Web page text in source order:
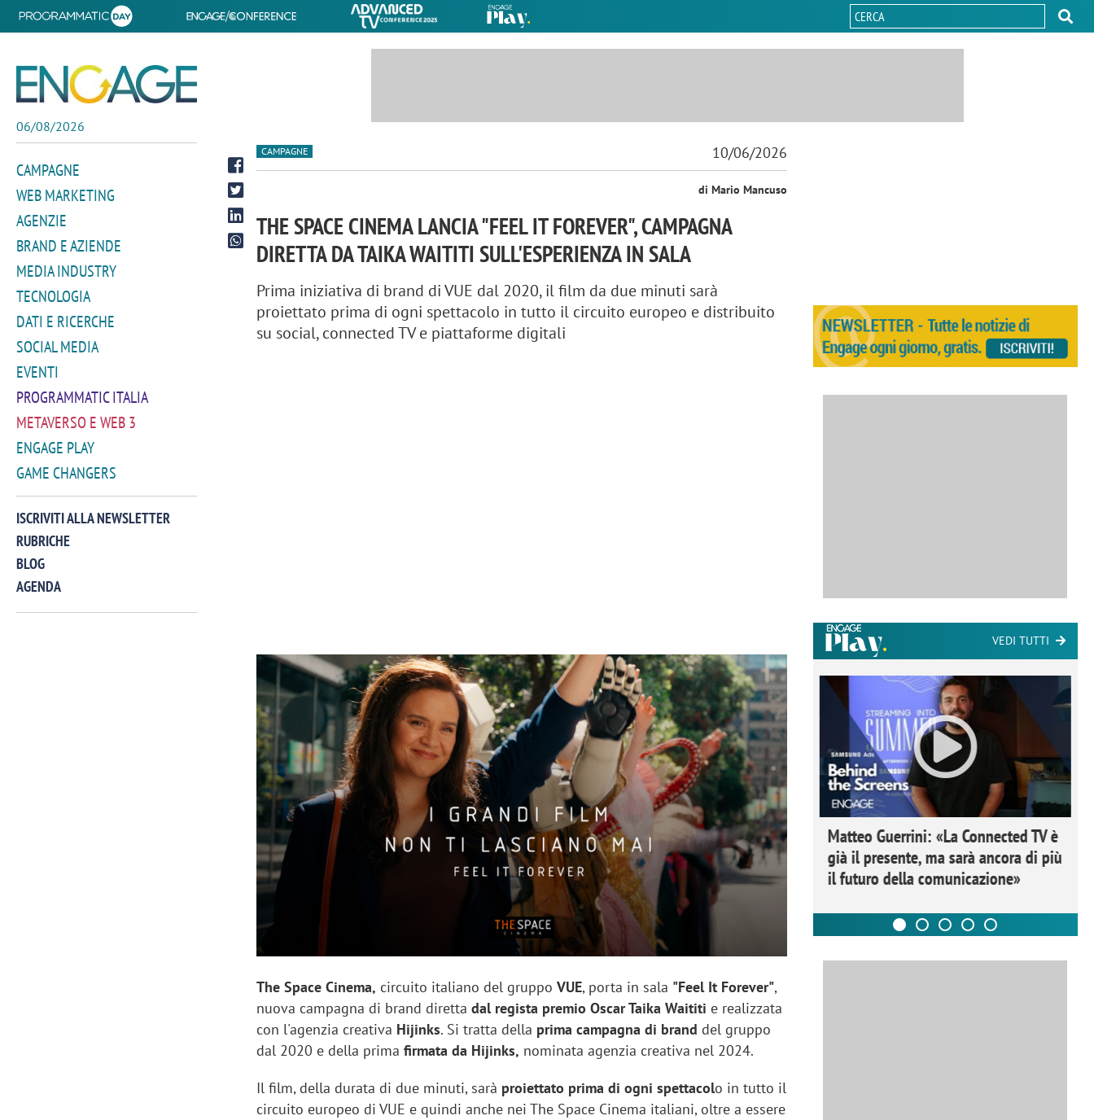
06/08/2026
CAMPAGNE
WEB MARKETING
AGENZIE
BRAND E AZIENDE
MEDIA INDUSTRY
TECNOLOGIA
DATI E RICERCHE
SOCIAL MEDIA
EVENTI
PROGRAMMATIC ITALIA
METAVERSO E WEB 3
ENGAGE PLAY
GAME CHANGERS
ISCRIVITI ALLA NEWSLETTER
RUBRICHE
BLOG
AGENDA
CAMPAGNE 10/06/2026
di Mario Mancuso
THE SPACE CINEMA LANCIA "FEEL IT FOREVER", CAMPAGNA
DIRETTA DA TAIKA WAITITI SULL'ESPERIENZA IN SALA
Prima iniziativa di brand di VUE dal 2020, il film da due minuti sarà
proiettato prima di ogni spettacolo in tutto il circuito europeo e distribuito
su social, connected TV e piattaforme digitali
The Space Cinema, circuito italiano del gruppoVUE, porta in sala "Feel It Forever",
nuova campagna di brand direttadal regista premio Oscar Taika Waititi e realizzata
con l'agenzia creativa Hijinks. Si tratta della prima campagna di brand del gruppo
dal 2020 e della prima firmata da Hijinks, nominata agenzia creativa nel 2024.
Il film, della durata di due minuti, sarà proiettato prima di ogni spettacolo in tutto il
circuito europeo di VUE e quindi anche nei The Space Cinema italiani, oltre a essere
VEDI TUTTI
Manassero, Samsung Ads: «Con Total
Perez, Samsung Ads: «L'Italia è un
mercato strategico e continuerà a
crescere»
Networking agli eventi: come la
startup Kicè punta a eliminare lo
"spreco di relazioni"
Matteo Guerrini: «La Connected TV è
già il presente, ma sarà ancora di più
il futuro della comunicazione»